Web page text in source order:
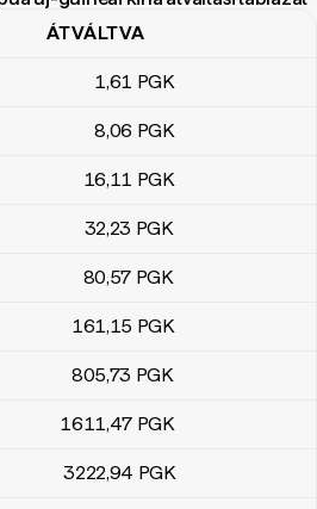
új-guineai kina átváltási táblázat
ÁTVÁLTVA
1,61 PGK
8,06 PGK
16,11 PGK
32,23 PGK
80,57 PGK
161,15 PGK
805,73 PGK
1611,47 PGK
3222,94 PGK